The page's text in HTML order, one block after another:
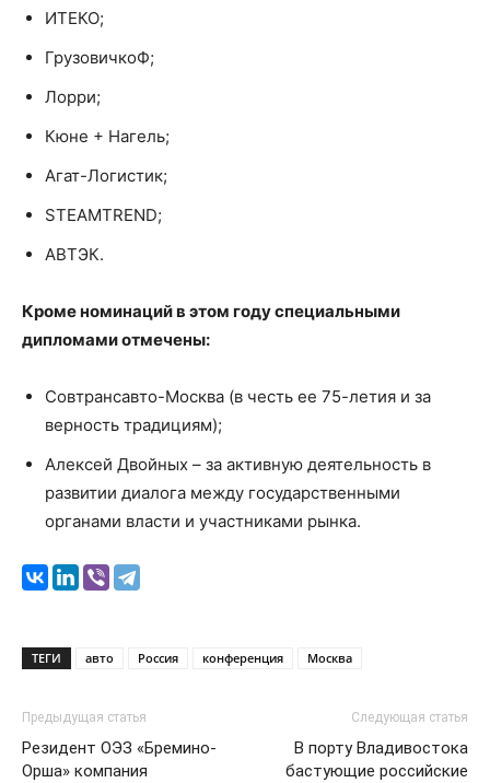
ИТЕКО;
ГрузовичкоФ;
Лорри;
Кюне + Нагель;
Агат-Логистик;
STEAMTREND;
АВТЭК.
Кроме номинаций в этом году специальными
дипломами отмечены:
Совтрансавто-Москва (в честь ее 75-летия и за
верность традициям);
Алексей Двойных – за активную деятельность в
развитии диалога между государственными
органами власти и участниками рынка.
ТЕГИ авто Россия конференция Москва
Предыдущая статья
Резидент ОЭЗ «Бремино-
Орша» компания
Следующая статья
В порту Владивостока
бастующие российские